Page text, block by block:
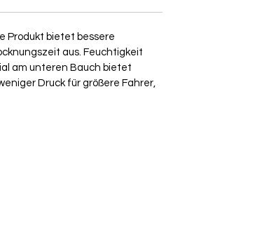
Produkt bietet bessere
aus. Feuchtigkeit
am unteren Bauch bietet
Druck für größere Fahrer,